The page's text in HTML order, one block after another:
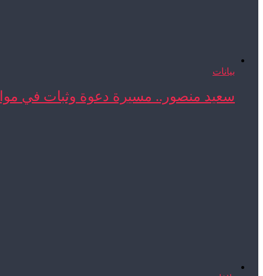
بيانات
سعيد منصور.. مسيرة دعوة وثبات في